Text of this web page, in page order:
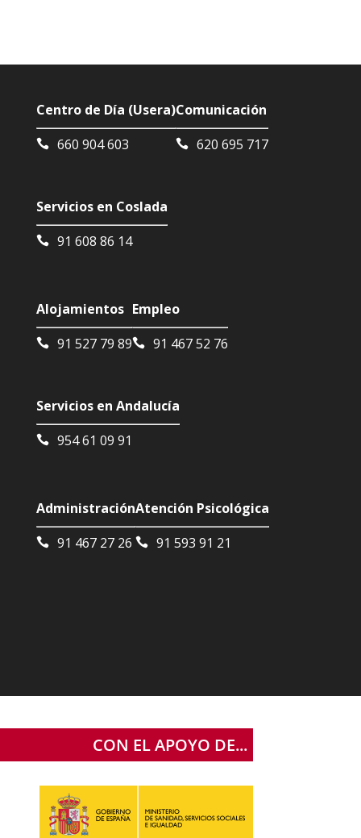
Centro de Día (Usera)
660 904 603
Comunicación
620 695 717
Servicios en Coslada
91 608 86 14
Alojamientos
91 527 79 89
Empleo
91 467 52 76
Servicios en Andalucía
954 61 09 91
Administración
91 467 27 26
Atención Psicológica
91 593 91 21
CON EL APOYO DE...